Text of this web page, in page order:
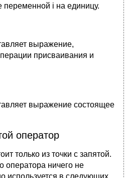
переменной i на единицу.
выражение,
присваивания и
выражение состоящее
оператор
только из точки с запятой.
оператора ничего не